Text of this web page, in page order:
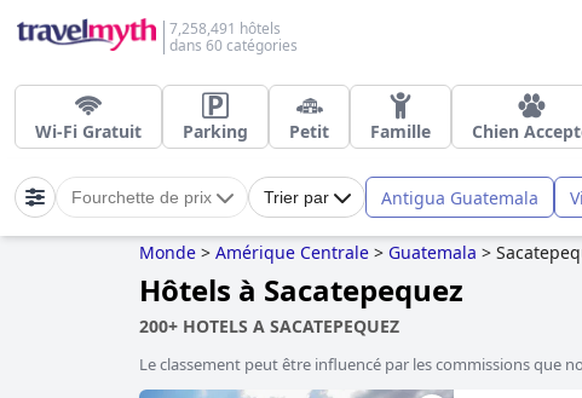
7,258,491 hôtels
dans 60 catégories
Wi-Fi Gratuit Parking Petit Famille Chien
Fourchette de prix Trier par Antigua Guatemala
Monde > Amérique Centrale > Guatemala >
Hôtels à Sacatepequez
200+ HOTELS A SACATEPEQUEZ
Le classement peut être influencé par les commissions que